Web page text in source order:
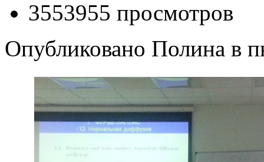
3553955 просмотров
Опубликовано Полина в